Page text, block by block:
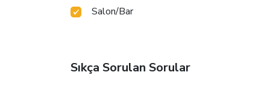
Salon/Bar
Sıkça Sorulan Sorular